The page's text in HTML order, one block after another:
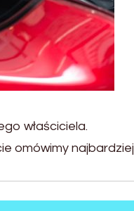
właściciela.
omówimy najbardziej